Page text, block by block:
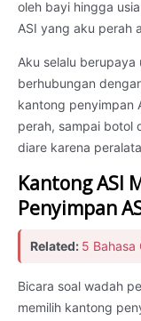
oleh bayi hingga
ASI yang aku perah
Aku selalu berupaya
berhubungan
kantong penyimpan
perah, sampai botol
diare karena
Kantong ASI
Penyimpan
Related: 5 Bahasa
Bicara soal wadah
memilih kantong